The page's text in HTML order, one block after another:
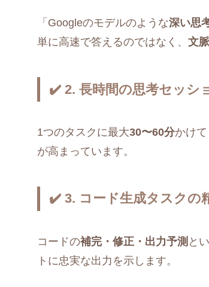
「Googleのモデルのような深い思
単に高速で答えるのではなく、 文
✔️ 2. 長時間の思考セッシ
1つのタスクに最大30〜60分かけて
が高まっています。
✔️ 3. コード生成タスクの
コードの補完・修正・出力予測 と
トに忠実な出力を示します。